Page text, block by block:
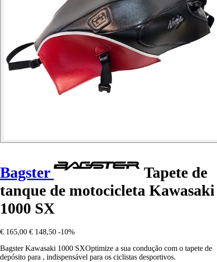
Bagster
Tapete de
tanque de motocicleta Kawasaki
1000 SX
€ 165,00 € 148,50 -10%
Bagster Kawasaki 1000 SXOptimize a sua condução com o tapete de
depósito para , indispensável para os ciclistas desportivos.